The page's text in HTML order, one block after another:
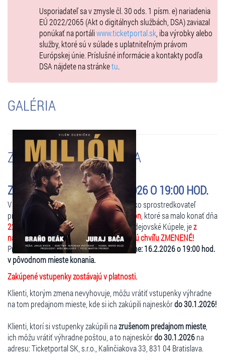
Usporiadateľ sa v zmysle čl. 30 ods. 1 písm. e) nariadenia
EÚ 2022/2065 (Akt o digitálnych službách, DSA) zaviazal
ponúkať na portáliwww.ticketportal.sk , iba výrobky alebo
služby, ktoré sú v súlade s uplatniteľným právom
Európskej únie. Príslušné informácie a kontakty podľa
DSA nájdete na stránketu.
GALÉRIA
ZMENY A UPOZORNENIA
ZMENENÉ - MILIÓN - 22.1.2026 O 19:00 HOD.
V zastúpení organizátora podujatia, vám ako sprostredkovateľ
predaja oznamujeme, že predstavenieMilión , ktoré sa malo konať dňa
22.1.2026 o 19:00 hod.
v Kine Žriedlo, Bardejovské Kúpele, jez
náhlych zdravotných dôvodov na poslednú chvíľu ZMENENÉ!
Predstavenie sa uskutočnív novom termíne: 16.2.2026 o 19:00 hod.
v pôvodnom mieste konania.
Zakúpené vstupenky zostávajú v platnosti.
Klienti, ktorým zmena nevyhovuje, môžu vrátiť vstupenky výhradne
na tom predajnom mieste, kde si ich zakúpili najneskôrdo 30.1.2026!
Klienti, ktorí si vstupenky zakúpili nazrušenom predajnom mieste,
ich môžu vrátiť výhradne poštou, a to najneskôrdo 30.1.2026na
adresu: Ticketportal SK, s.r.o., Kalinčiakova 33, 831 04 Bratislava.